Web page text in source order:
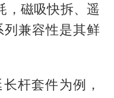
，磁吸快拆、遥
兼容性是其鲜
杆套件为例，